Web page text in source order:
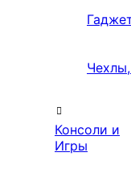
Консоли и
Игры